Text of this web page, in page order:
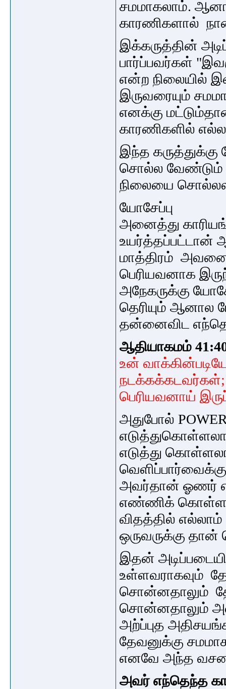
சமமாகலாம்.
காரணிகளால்
இக்கருத்தின்
பார்ப்பவர்கள்
என்ற நிலையில்
இருவரையும்
எனக்கு
காரணிகளில்
இந்த
சொல்ல வேண்டும்
நிலையை
யோசேப்பு
அனைத்து
உயர்த்தப்பட்டான்
மாத்திரம்
பெரியவனாக
அநேகருக்கு
தெரியும் ஆனால
தன்னைவிட
ஆதியாகமம்
உன்
நடக்கக்கடவர்கள்;
பெரியவனாய்
அதுபோல்
எடுத்து
அவர்தான் ஓணர்
எண்ணிக்
விதத்தில் எல்லாம்
ஒருவருக்கு தான்
இதன்
உள்ளவராகவும்
சொன்னதாலும்
சொன்னதாலும்
அற்ப்புத
தேவனுக்கு
எனவே அந்த
அவர் எந்தெந்த